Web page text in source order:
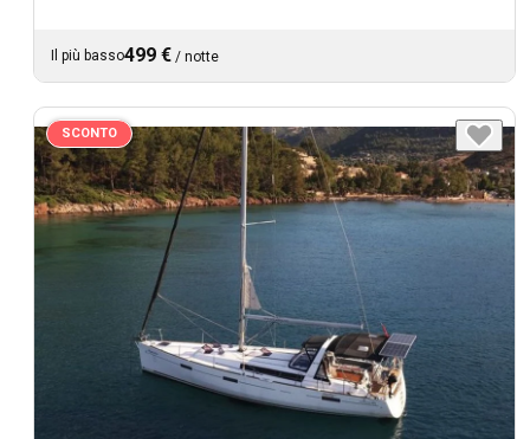
Il più basso499 € / notte
SCONTO